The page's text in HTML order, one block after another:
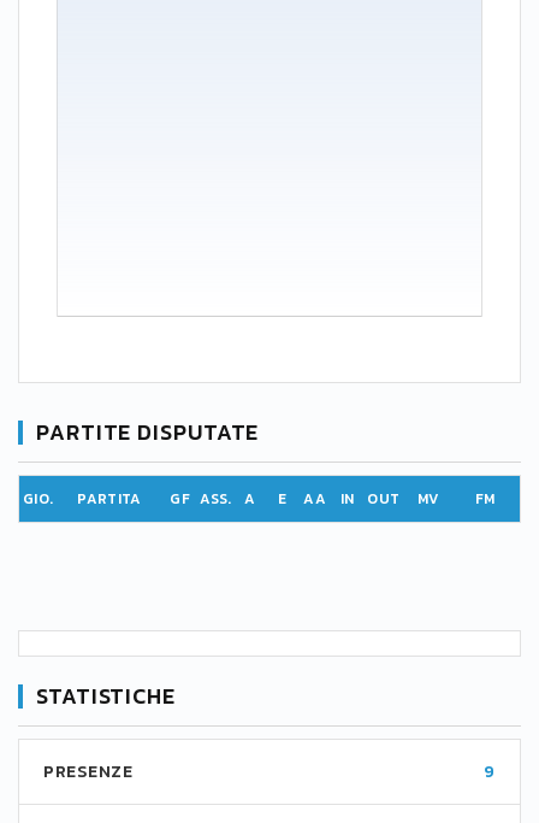
PARTITE DISPUTATE
GIO. PARTITA GF ASS. A E AA IN OUT MV FM
STATISTICHE
PRESENZE 9